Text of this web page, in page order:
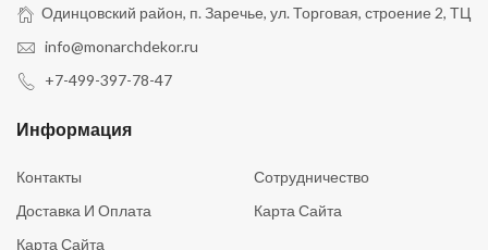
Одинцовский район, п. Заречье, ул. Торговая, строение 2, ТЦ
info@monarchdekor.ru
+7-499-397-78-47
Информация
Контакты
Сотрудничество
Доставка И Оплата
Карта Сайта
Карта Сайта